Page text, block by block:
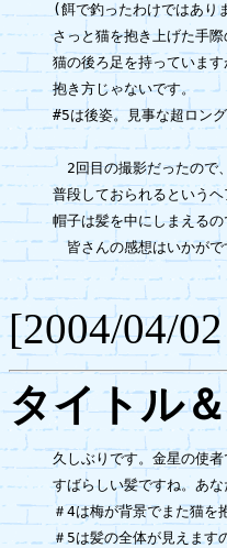
(餌で釣ったわけではあり
さっと猫を抱き上げた手
猫の後ろ足を持っていま
抱き方じゃないです。
#5は後姿。見事な超ロン
2回目の撮影だったので
普段しておられるというヘ
帽子は髪を中にしまえる
皆さんの感想はいかがで
[2004/04/
タイトル
久しぶりです。金星の使
すばらしい髪ですね。あ
＃4は梅が背景でまた猫を
＃5は髪の全体が見えます